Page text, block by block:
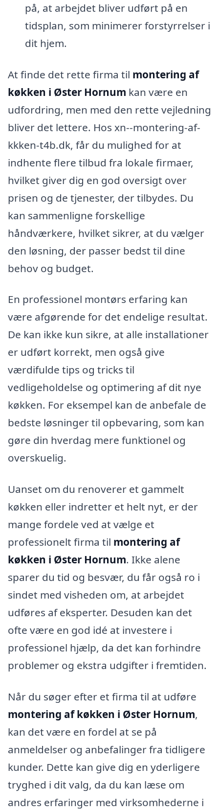
på, at arbejdet bliver udført på en
tidsplan, som minimerer forstyrrelser i
dit hjem.
At finde det rette firma til montering af
køkken i Øster Hornum kan være en
udfordring, men med den rette vejledning
bliver det lettere. Hos xn--montering-af-
kkken-t4b.dk, får du mulighed for at
indhente flere tilbud fra lokale firmaer,
hvilket giver dig en god oversigt over
prisen og de tjenester, der tilbydes. Du
kan sammenligne forskellige
håndværkere, hvilket sikrer, at du vælger
den løsning, der passer bedst til dine
behov og budget.
En professionel montørs erfaring kan
være afgørende for det endelige resultat.
De kan ikke kun sikre, at alle installationer
er udført korrekt, men også give
værdifulde tips og tricks til
vedligeholdelse og optimering af dit nye
køkken. For eksempel kan de anbefale de
bedste løsninger til opbevaring, som kan
gøre din hverdag mere funktionel og
overskuelig.
Uanset om du renoverer et gammelt
køkken eller indretter et helt nyt, er der
mange fordele ved at vælge et
professionelt firma til montering af
køkken i Øster Hornum. Ikke alene
sparer du tid og besvær, du får også ro i
sindet med visheden om, at arbejdet
udføres af eksperter. Desuden kan det
ofte være en god idé at investere i
professionel hjælp, da det kan forhindre
problemer og ekstra udgifter i fremtiden.
Når du søger efter et firma til at udføre
montering af køkken i Øster Hornum,
kan det være en fordel at se på
anmeldelser og anbefalinger fra tidligere
kunder. Dette kan give dig en yderligere
tryghed i dit valg, da du kan læse om
andres erfaringer med virksomhederne i